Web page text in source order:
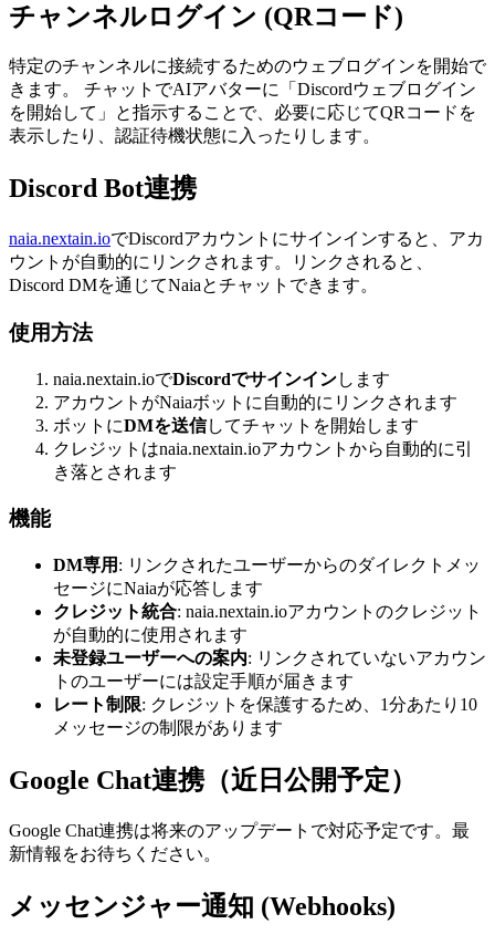
チャンネルログイン (QRコード)
特定のチャンネルに接続するためのウェブログインを開始で
きます。 チャットでAIアバターに「Discordウェブログイン
を開始して」と指示することで、必要に応じてQRコードを
表示したり、認証待機状態に入ったりします。
Discord Bot連携
naia.nextain.ioでDiscordアカウントにサインインすると、アカ
ウントが自動的にリンクされます。リンクされると、
Discord DMを通じてNaiaとチャットできます。
使用方法
naia.nextain.ioでDiscordでサインインします
アカウントがNaiaボットに自動的にリンクされます
ボットにDMを送信してチャットを開始します
クレジットはnaia.nextain.ioアカウントから自動的に引
き落とされます
機能
DM専用 : リンクされたユーザーからのダイレクトメッ
セージにNaiaが応答します
クレジット統合: naia.nextain.ioアカウントのクレジット
が自動的に使用されます
未登録ユーザーへの案内: リンクされていないアカウン
トのユーザーには設定手順が届きます
レート制限: クレジットを保護するため、1分あたり10
メッセージの制限があります
Google Chat連携（近日公開予定）
Google Chat連携は将来のアップデートで対応予定です。最
新情報をお待ちください。
メッセンジャー通知 (Webhooks)